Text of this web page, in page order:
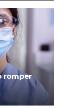
romper